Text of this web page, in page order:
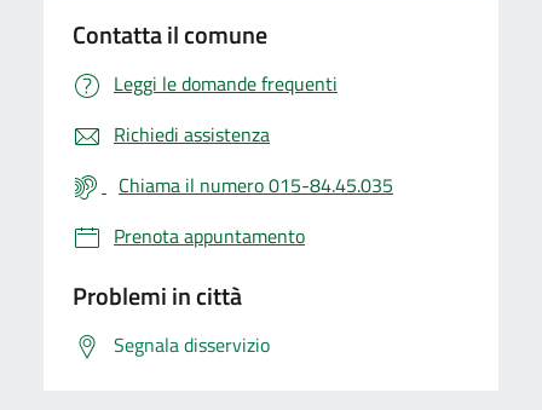
Contatta il comune
Leggi le domande frequenti
Richiedi assistenza
Chiama il numero 015-84.45.035
Prenota appuntamento
Problemi in città
Segnala disservizio